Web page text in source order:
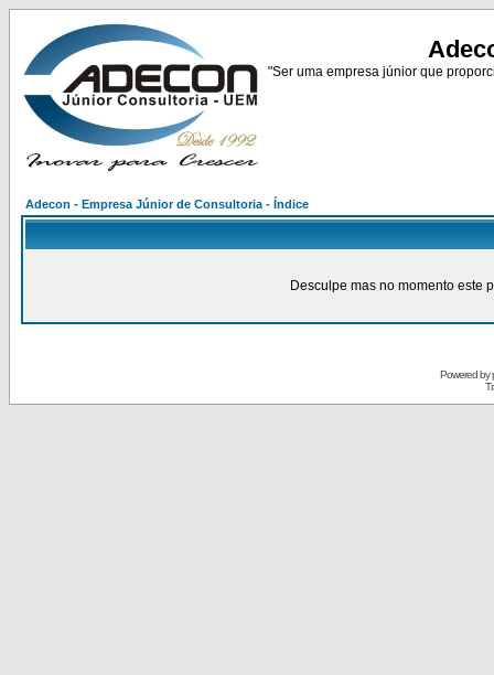
"Ser uma empresa júnior que
Adecon - Empresa Júnior de Consultoria - Índice
Desculpe mas no momento este
Powered by